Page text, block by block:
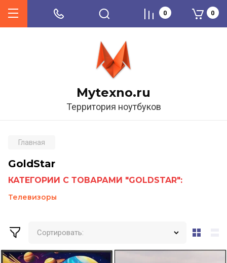
Mytexno.ru
Территория ноутбуков
0 0
Главная
GoldStar
КАТЕГОРИИ С ТОВАРАМИ "GOLDSTAR":
Телевизоры
Сортировать: